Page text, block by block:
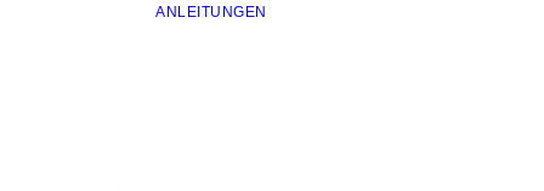
ANLEITUNGEN